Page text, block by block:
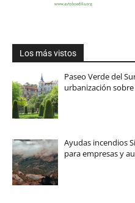
Los más vistos
Paseo Verde del
urbanización
Ayudas incendios
para empresas y